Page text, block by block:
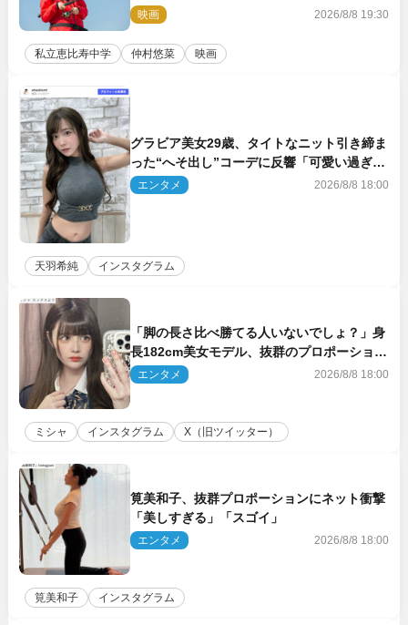
『つりこまち』今秋公開
映画 2026/8/8 19:30
私立恵比寿中学 仲村悠菜 映画
グラビア美女29歳、タイトなニット引き締ま
った“へそ出し”コーデに反響「可愛い過ぎ
る」
エンタメ 2026/8/8 18:00
天羽希純 インスタグラム
「脚の長さ比べ勝てる人いないでしょ？」身
長182cm美女モデル、抜群のプロポーション
にネット衝撃
エンタメ 2026/8/8 18:00
ミシャ インスタグラム X（旧ツイッター）
筧美和子、抜群プロポーションにネット衝撃
「美しすぎる」「スゴイ」
エンタメ 2026/8/8 18:00
筧美和子 インスタグラム